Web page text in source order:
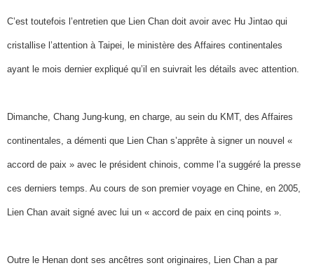
C’est toutefois l’entretien que Lien Chan doit avoir avec Hu Jintao qui
cristallise l’attention à Taipei, le ministère des Affaires continentales
ayant le mois dernier expliqué qu’il en suivrait les détails avec attention.
Dimanche, Chang Jung-kung, en charge, au sein du KMT, des Affaires
continentales, a démenti que Lien Chan s’apprête à signer un nouvel «
accord de paix » avec le président chinois, comme l’a suggéré la presse
ces derniers temps. Au cours de son premier voyage en Chine, en 2005,
Lien Chan avait signé avec lui un « accord de paix en cinq points ».
Outre le Henan dont ses ancêtres sont originaires, Lien Chan a par